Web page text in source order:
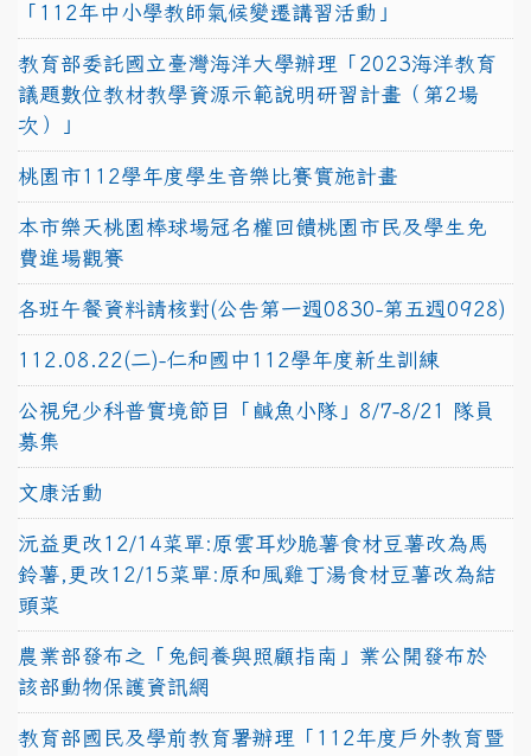
「112年中小學教師氣候變遷講習活動」
教育部委託國立臺灣海洋大學辦理「2023海洋教育
議題數位教材教學資源示範說明研習計畫（第2場
次）」
桃園市112學年度學生音樂比賽實施計畫
本市樂天桃園棒球場冠名權回饋桃園市民及學生免
費進場觀賽
各班午餐資料請核對(公告第一週0830-第五週0928)
112.08.22(二)-仁和國中112學年度新生訓練
公視兒少科普實境節目「鹹魚小隊」8/7-8/21 隊員
募集
文康活動
沅益更改12/14菜單:原雲耳炒脆薯食材豆薯改為馬
鈴薯,更改12/15菜單:原和風雞丁湯食材豆薯改為結
頭菜
農業部發布之「兔飼養與照顧指南」業公開發布於
該部動物保護資訊網
教育部國民及學前教育署辦理「112年度戶外教育暨